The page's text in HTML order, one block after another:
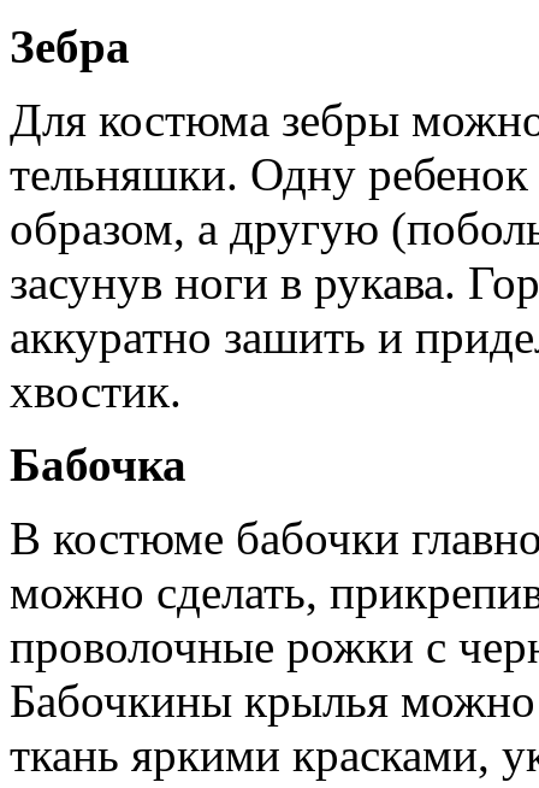
Зебра
Для костюма зебры
тельняшки. Одну
образом, а другую
засунув ноги в рукава.
аккуратно зашить и
хвостик.
Бабочка
В костюме бабочки
можно сделать,
проволочные рожки с
Бабочкины крылья можно
ткань яркими красками,